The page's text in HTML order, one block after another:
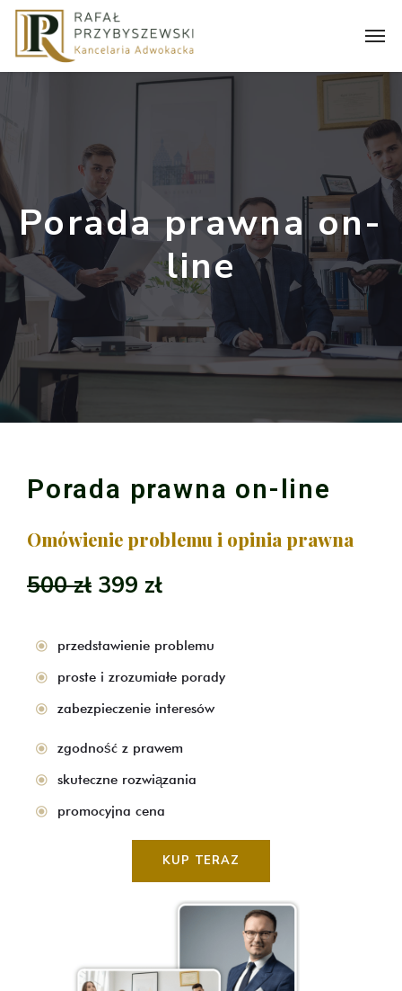
Porada prawna on-
line
Porada prawna on-line
Omówienie problemu i opinia prawna
500 zł 399 zł
przedstawienie problemu
proste i zrozumiałe porady
zabezpieczenie interesów
zgodność z prawem
skuteczne rozwiązania
promocyjna cena
KUP TERAZ